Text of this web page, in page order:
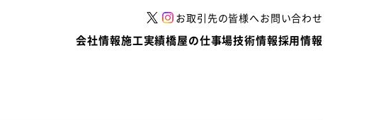
お取引先の皆様へお問い合わせ
会社情報施工実績橋屋の仕事場技術情報採用情報